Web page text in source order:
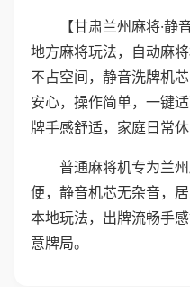
【甘肃兰州麻将·
地方麻将玩法，自动麻
不占空间，静音洗牌机
安心，操作简单，一键
牌手感舒适，家庭日常
普通麻将机专为兰
便，静音机芯无杂音，
本地玩法，出牌流畅手
意牌局。